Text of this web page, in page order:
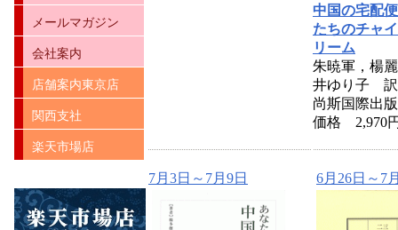
メールマガジン
会社案内
店舗案内東京店
関西支社
楽天市場店
中国の宅配
たちのチャ
リーム
朱暁軍，楊
井ゆり子 訳
尚斯国際出
価格 2,970
7月3日～7月9日 6月26日～7